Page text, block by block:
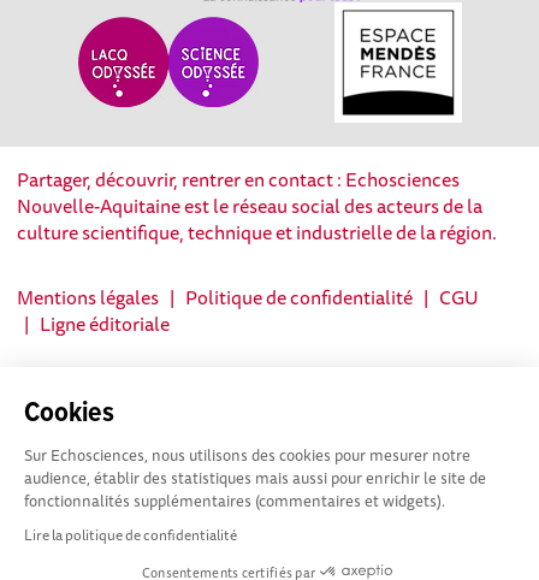
Cookies
Sur Echosciences, nous utilisons des cookies pour mesurer notre
audience, établir des statistiques mais aussi pour enrichir le site de
fonctionnalités supplémentaires (commentaires et widgets).
Lire la politique de confidentialité
Consentements certifiés par
Partager, découvrir, rentrer en contact : Echosciences
Nouvelle-Aquitaine est le réseau social des acteurs de la
culture scientifique, technique et industrielle de la région.
Mentions légales | Politique de confidentialité | CGU
| Ligne éditoriale